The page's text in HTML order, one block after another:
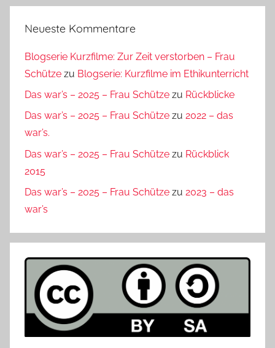
Neueste Kommentare
Blogserie Kurzfilme: Zur Zeit verstorben – Frau
Schütze zu Blogserie: Kurzfilme im Ethikunterricht
Das war’s – 2025 – Frau Schütze zu Rückblicke
Das war’s – 2025 – Frau Schütze zu 2022 – das
war’s.
Das war’s – 2025 – Frau Schütze zu Rückblick
2015
Das war’s – 2025 – Frau Schütze zu 2023 – das
war’s